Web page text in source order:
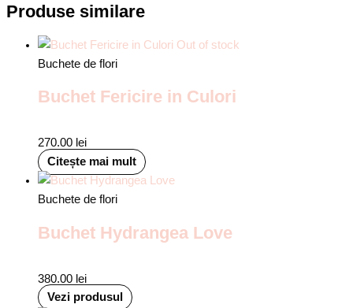
Produse similare
Out of stock
Buchete de flori
Buchet Fericire in Culori
270.00 lei
Citește mai mult
Buchete de flori
Buchet Hydrangea Love
380.00 lei
Vezi produsul